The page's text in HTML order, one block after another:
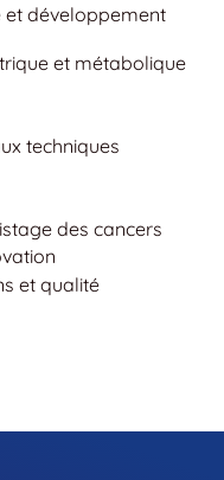
et développement
et métabolique
techniques
des cancers
et qualité